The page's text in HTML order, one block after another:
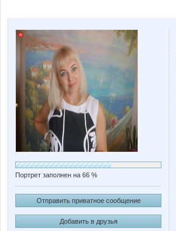
Портрет заполнен на 66 %
Отправить приватное сообщение
Добавить в друзья